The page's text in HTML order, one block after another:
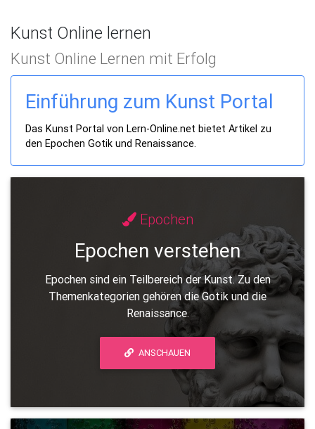
Kunst Online lernen
Kunst Online Lernen mit Erfolg
Einführung zum Kunst Portal
Das Kunst Portal von Lern-Online.net bietet Artikel zu
den Epochen Gotik und Renaissance.
Epochen
Epochen verstehen
Epochen sind ein Teilbereich der Kunst. Zu den
Themenkategorien gehören die Gotik und die
Renaissance.
ANSCHAUEN